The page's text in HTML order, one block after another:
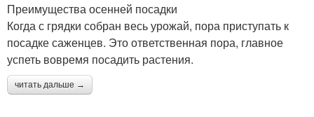
Преимущества осенней посадки
Когда с грядки собран весь урожай, пора приступать к
посадке саженцев. Это ответственная пора, главное
успеть вовремя посадить растения.
читать дальше →